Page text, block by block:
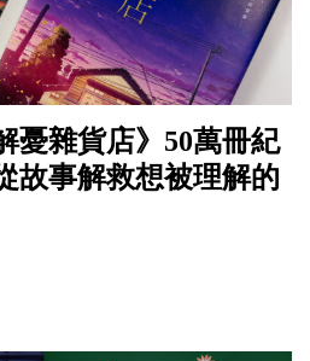
憂雜貨店》50萬冊紀
故事解救想被理解的